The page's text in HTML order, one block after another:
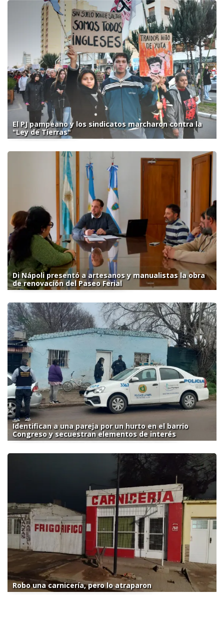
El PJ pampeano y los sindicatos marcharon contra la
"Ley de Tierras"
Di Nápoli presentó a artesanos y manualistas la obra
de renovación del Paseo Ferial
Identifican a una pareja por un hurto en el barrio
Congreso y secuestran elementos de interés
Robo una carnicería, pero lo atraparon